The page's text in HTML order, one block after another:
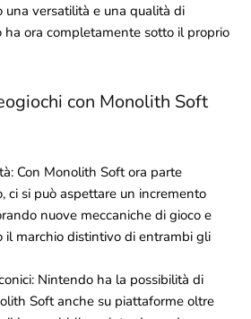
una versatilità e una qualità di
ora completamente sotto il proprio
con Monolith Soft
Con Monolith Soft ora parte
ci si può aspettare un incremento
nuove meccaniche di gioco e
il marchio distintivo di entrambi gli
Nintendo ha la possibilità di
Soft anche su piattaforme oltre